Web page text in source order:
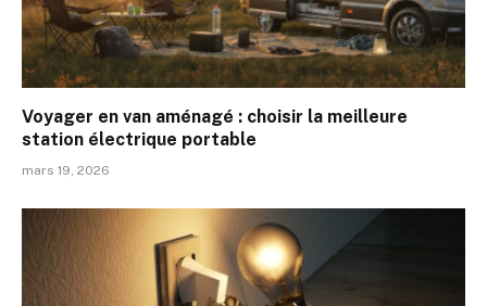
Voyager en van aménagé : choisir la meilleure
station électrique portable
mars 19, 2026